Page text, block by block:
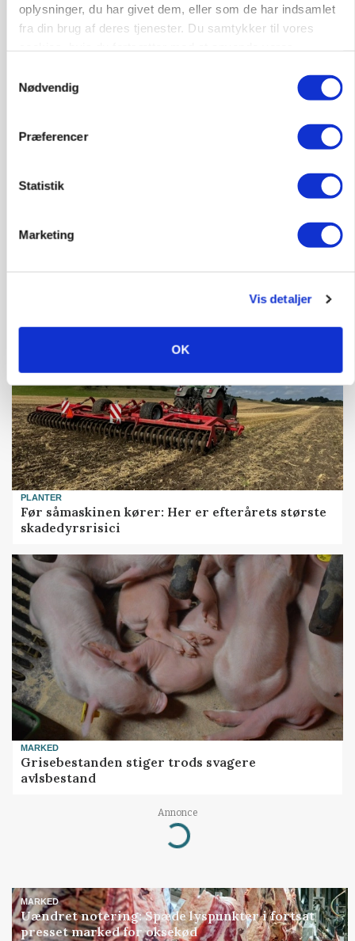
oplysninger, du har givet dem, eller som de har indsamlet
fra din brug af deres tjenester. Du samtykker til vores
Nødvendig
Præferencer
Statistik
Marketing
Vis detaljer
OK
Loading...
Snart kan man søge tilskud til naturprojekter
PLANTER
Før såmaskinen kører: Her er efterårets største
skadedyrsrisici
MARKED
Grisebestanden stiger trods svagere
avlsbestand
Annonce
Loading...
MARKED
Uændret notering: Spæde lyspunkter i fortsat
presset marked for oksekød